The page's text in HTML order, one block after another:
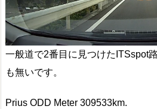
一般道で2番目に見つけたITSspot
も無いです。
Prius ODD Meter 309533km.